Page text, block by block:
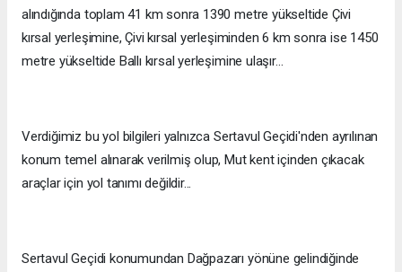
alındığında toplam 41 km sonra 1390 metre yükseltide Çivi
kırsal yerleşimine, Çivi kırsal yerleşiminden 6 km sonra ise 1450
metre yükseltide Ballı kırsal yerleşimine ulaşır…
Verdiğimiz bu yol bilgileri yalnızca Sertavul Geçidi'nden ayrılınan
konum temel alınarak verilmiş olup, Mut kent içinden çıkacak
araçlar için yol tanımı değildir...
Sertavul Geçidi konumundan Dağpazarı yönüne gelindiğinde